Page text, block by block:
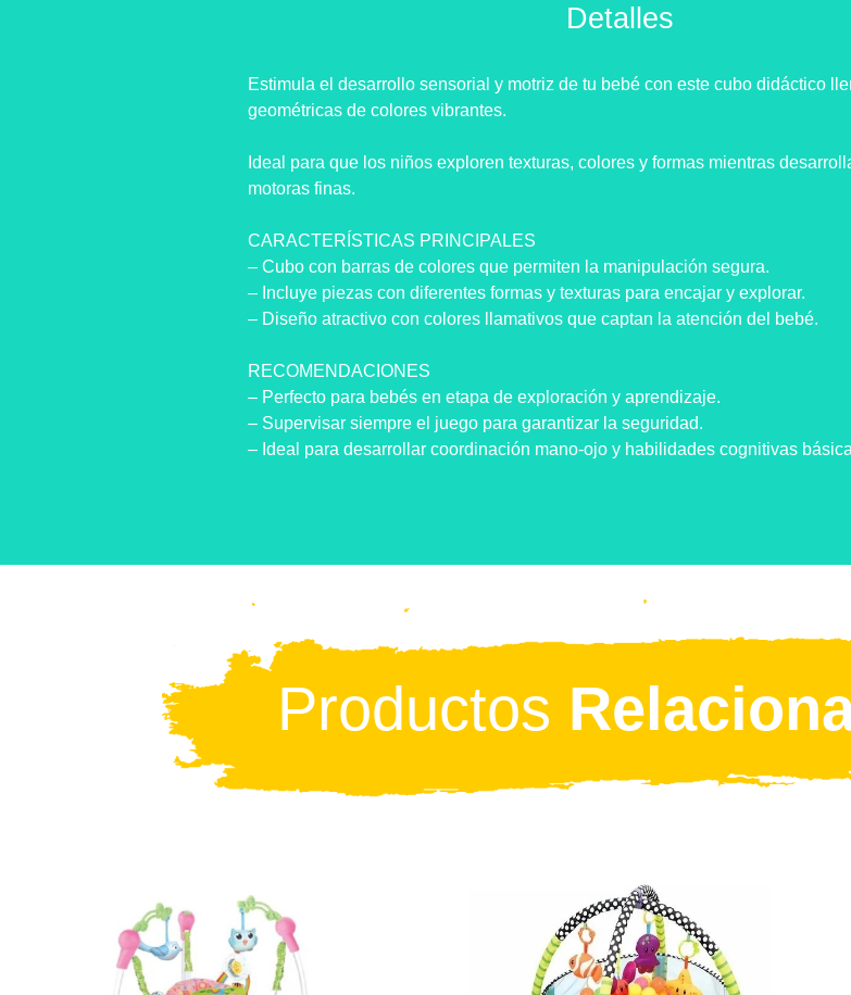
Detalles
Estimula el desarrollo sensorial y motriz de tu bebé con este cubo didáctico
geométricas de colores vibrantes.
Ideal para que los niños exploren texturas, colores y formas mientras
motoras finas.
CARACTERÍSTICAS PRINCIPALES
– Cubo con barras de colores que permiten la manipulación segura.
– Incluye piezas con diferentes formas y texturas para encajar y explorar.
– Diseño atractivo con colores llamativos que captan la atención del bebé.
RECOMENDACIONES
– Perfecto para bebés en etapa de exploración y aprendizaje.
– Supervisar siempre el juego para garantizar la seguridad.
– Ideal para desarrollar coordinación mano-ojo y habilidades cognitivas
Productos